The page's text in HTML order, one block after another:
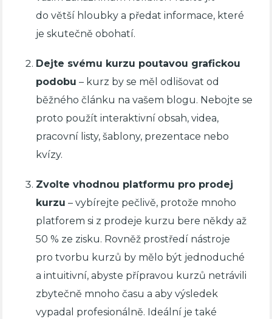
do větší hloubky a předat informace, které
je skutečně obohatí.
Dejte svému kurzu poutavou grafickou
podobu – kurz by se měl odlišovat od
běžného článku na vašem blogu. Nebojte se
proto použít interaktivní obsah, videa,
pracovní listy, šablony, prezentace nebo
kvízy.
Zvolte vhodnou platformu pro prodej
kurzu – vybírejte pečlivě, protože mnoho
platforem si z prodeje kurzu bere někdy až
50 % ze zisku. Rovněž prostředí nástroje
pro tvorbu kurzů by mělo být jednoduché
a intuitivní, abyste přípravou kurzů netrávili
zbytečně mnoho času a aby výsledek
vypadal profesionálně. Ideální je také